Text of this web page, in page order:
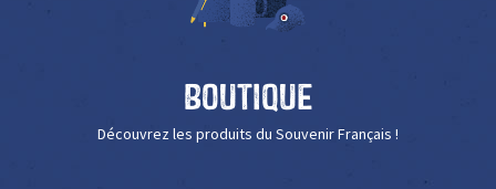
Boutique
Découvrez les produits du Souvenir Français !